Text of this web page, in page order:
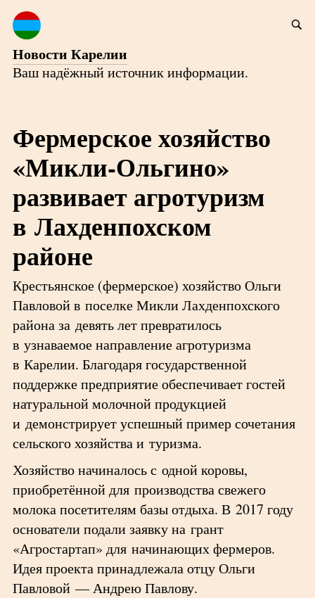
Новости Карелии
Ваш надёжный источник информации.
Фермерское хозяйство
«Микли-Ольгино»
развивает агротуризм
в Лахденпохском
районе
Крестьянское (фермерское) хозяйство Ольги
Павловой в поселке Микли Лахденпохского
района за девять лет превратилось
в узнаваемое направление агротуризма
в Карелии. Благодаря государственной
поддержке предприятие обеспечивает гостей
натуральной молочной продукцией
и демонстрирует успешный пример сочетания
сельского хозяйства и туризма.
Хозяйство начиналось с одной коровы,
приобретённой для производства свежего
молока посетителям базы отдыха. В 2017 году
основатели подали заявку на грант
«Агростартап» для начинающих фермеров.
Идея проекта принадлежала отцу Ольги
Павловой — Андрею Павлову.